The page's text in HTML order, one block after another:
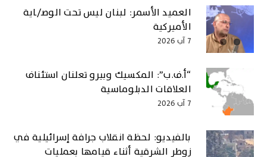
العميد الأسمر: لبنان ليس تحت الوصـ/ـاية
الأميركية
7 آب 2026
“أ.ف.ب”: المكسيك وبيرو تعلنان استئناف
العلاقات الدبلوماسية
7 آب 2026
بالفيديو: لحظة انقلاب جرافة إسرائيلية في
زوطر الشرقية أثناء قيامها بعمليات